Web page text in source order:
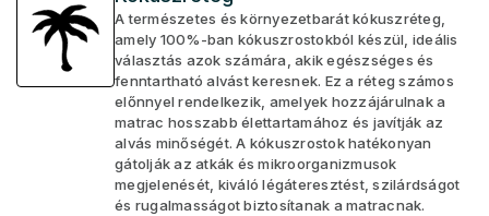
A természetes és környezetbarát kókuszréteg,
amely 100%-ban kókuszrostokból készül, ideális
választás azok számára, akik egészséges és
fenntartható alvást keresnek. Ez a réteg számos
előnnyel rendelkezik, amelyek hozzájárulnak a
matrac hosszabb élettartamához és javítják az
alvás minőségét. A kókuszrostok hatékonyan
gátolják az atkák és mikroorganizmusok
megjelenését, kiváló légáteresztést, szilárdságot
és rugalmasságot biztosítanak a matracnak.